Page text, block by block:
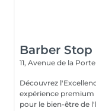
Barber Stop
11, Avenue de la
Découvrez l'Excellence de
expérience premium
pour le bien-être de